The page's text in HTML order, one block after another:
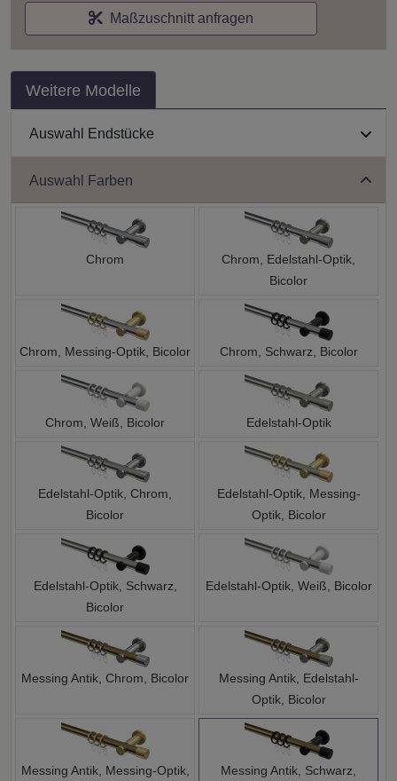
Maßzuschnitt anfragen
Weitere Modelle
Auswahl Endstücke
Auswahl Farben
Chrom
Chrom, Edelstahl-Optik,
Bicolor
Chrom, Messing-Optik, Bicolor Chrom, Schwarz, Bicolor
Chrom, Weiß, Bicolor Edelstahl-Optik
Edelstahl-Optik, Chrom,
Bicolor
Edelstahl-Optik, Messing-
Optik, Bicolor
Edelstahl-Optik, Schwarz,
Bicolor
Edelstahl-Optik, Weiß, Bicolor
Messing Antik, Chrom, Bicolor
Messing Antik, Edelstahl-
Optik, Bicolor
Messing Antik, Messing-Optik, Messing Antik, Schwarz,